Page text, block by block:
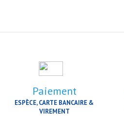
Paiement
ESPÈCE, CARTE BANCAIRE &
VIREMENT